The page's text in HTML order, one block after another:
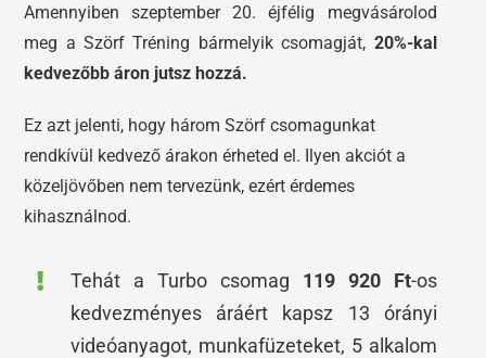
Amennyiben szeptember 20. éjfélig megvásárolod
meg a Szörf Tréning bármelyik csomagját, 20%-kal
kedvezőbb áron jutsz hozzá.
Ez azt jelenti, hogy három Szörf csomagunkat
rendkívül kedvező árakon érheted el. Ilyen akciót a
közeljövőben nem tervezünk, ezért érdemes
kihasználnod.
Tehát a Turbo csomag 119 920 Ft-os
kedvezményes áráért kapsz 13 órányi
videóanyagot, munkafüzeteket, 5 alkalom